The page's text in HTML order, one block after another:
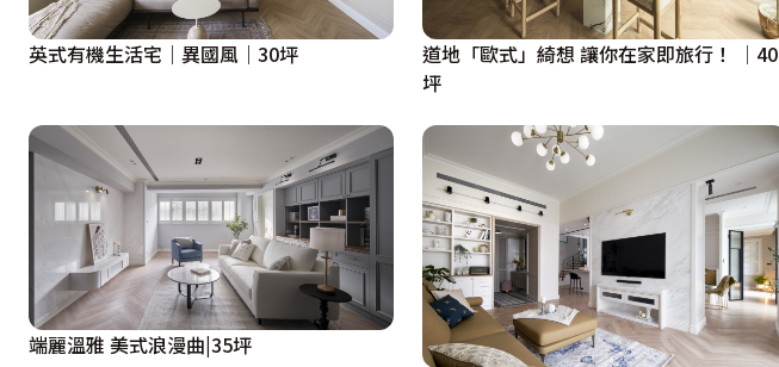
英式有機生活宅｜異國風｜30坪
道地「歐式」綺想 讓你在家即旅行！ │40
坪
端麗溫雅 美式浪漫曲|35坪